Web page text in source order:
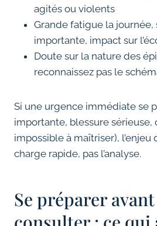
agités ou violents
Grande fatigue la
importante, impact sur
Doute sur la nature des
reconnaissez pas le
Si une urgence immédiate se
importante, blessure
impossible à maîtriser), l’enjeu
charge rapide, pas l’analyse.
Se préparer